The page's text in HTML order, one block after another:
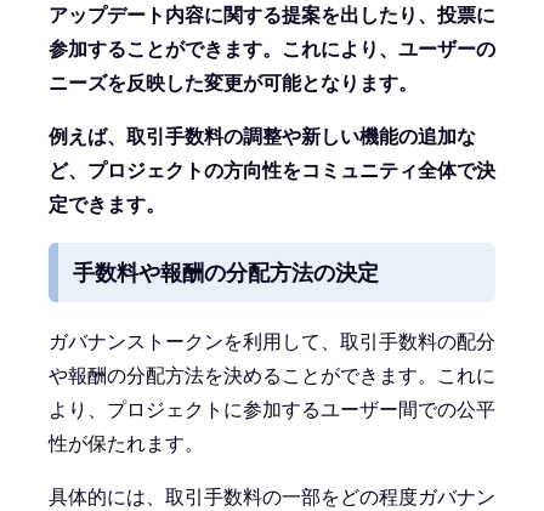
アップデート内容に関する提案を出したり、投票に
参加することができます。これにより、ユーザーの
ニーズを反映した変更が可能となります。
例えば、取引手数料の調整や新しい機能の追加な
ど、プロジェクトの方向性をコミュニティ全体で決
定できます。
手数料や報酬の分配方法の決定
ガバナンストークンを利用して、取引手数料の配分
や報酬の分配方法を決めることができます。これに
より、プロジェクトに参加するユーザー間での公平
性が保たれます。
具体的には、取引手数料の一部をどの程度ガバナン